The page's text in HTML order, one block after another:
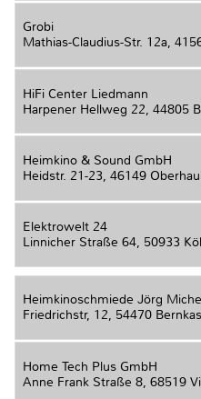
Grobi
Mathias-Claudius-Str. 12a,
HiFi Center Liedmann
Harpener Hellweg 22, 44805
Heimkino & Sound GmbH
Heidstr. 21-23, 46149
Elektrowelt 24
Linnicher Straße 64, 50933
Heimkinoschmiede Jörg
Friedrichstr, 12, 54470
Home Tech Plus GmbH
Anne Frank Straße 8, 68519